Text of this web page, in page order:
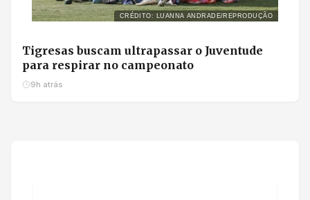
CRÉDITO: LUANNA ANDRADE/REPRODUÇÃO
Tigresas buscam ultrapassar o Juventude
para respirar no campeonato
9h atrás